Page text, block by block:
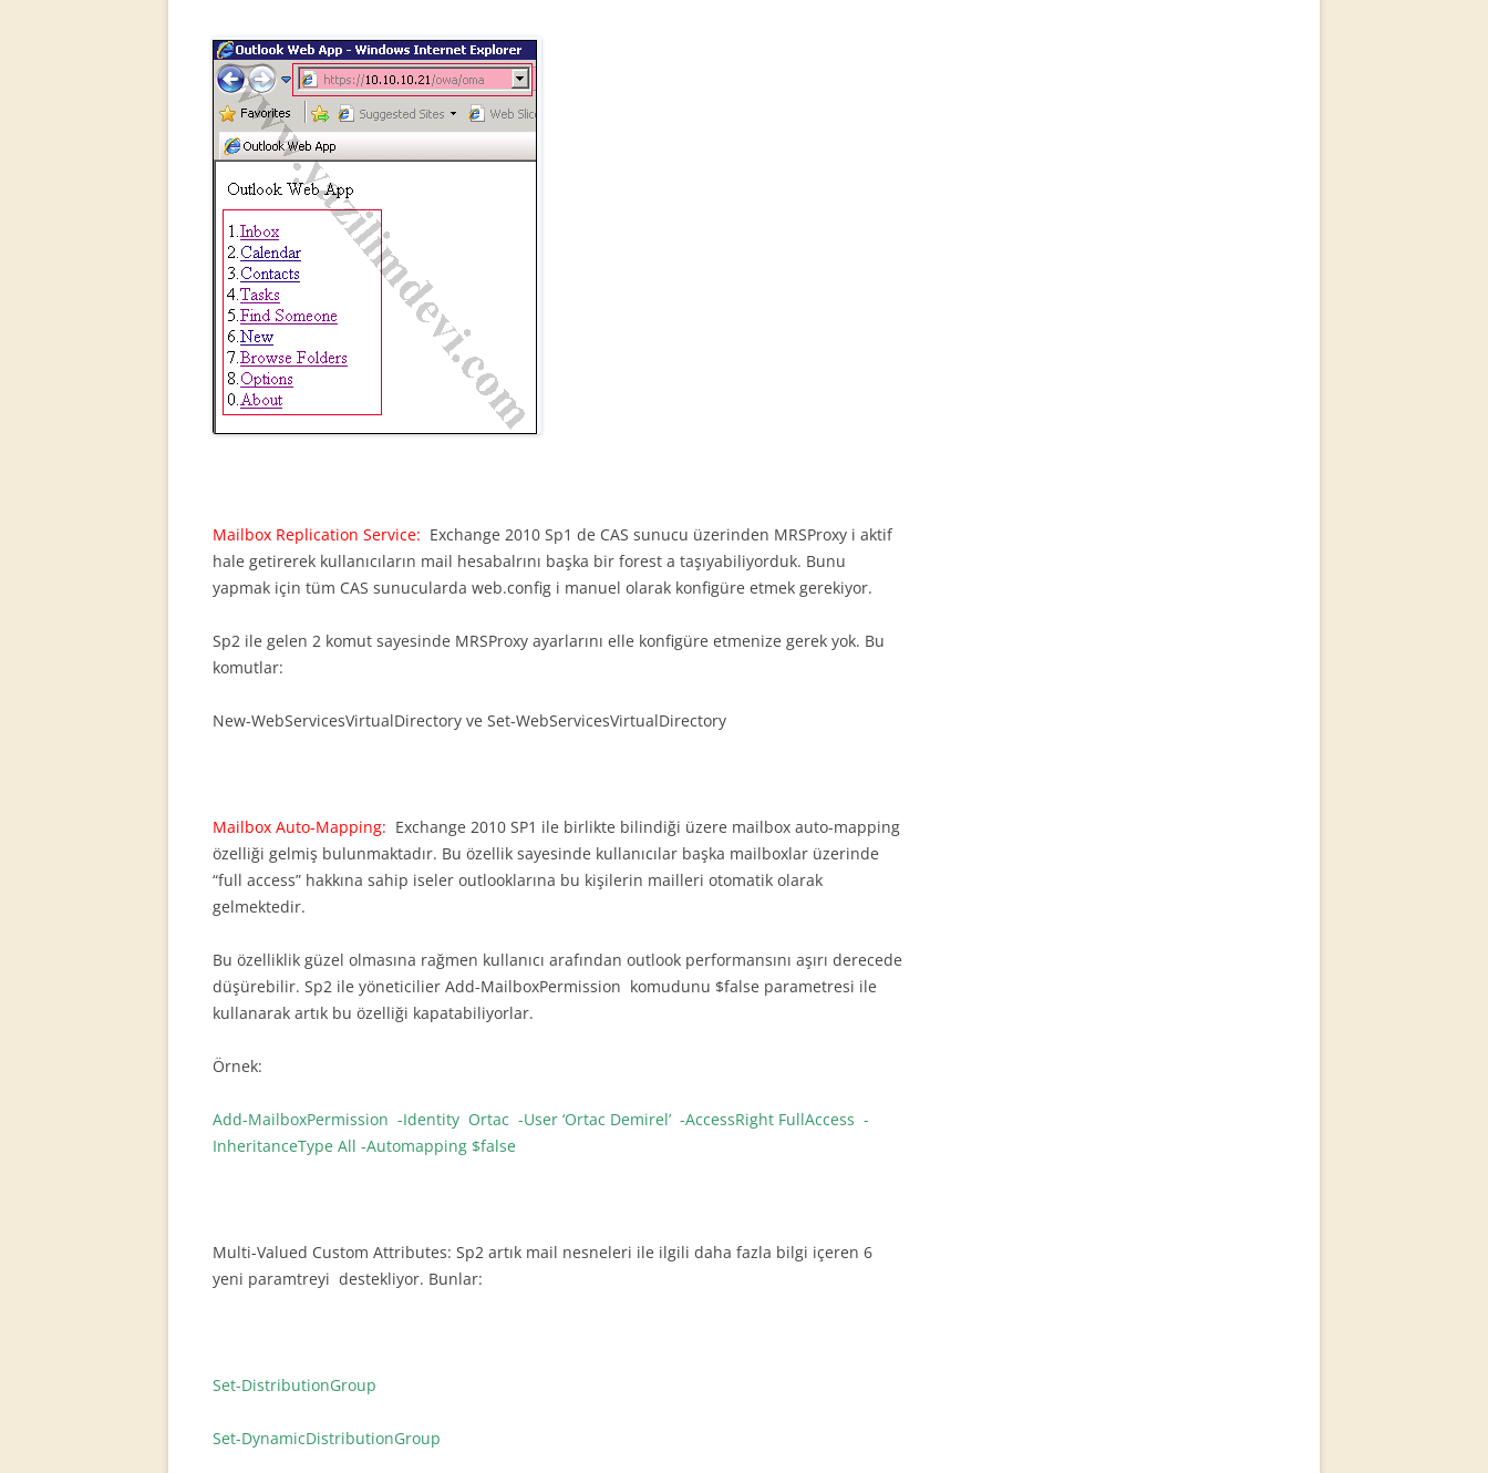
Mailbox Replication Service: Exchange 2010 Sp1 de CAS sunucu üzerinden MRSProxy i aktif
hale getirerek kullanıcıların mail hesabalrını başka bir forest a taşıyabiliyorduk. Bunu
yapmak için tüm CAS sunucularda web.config i manuel olarak konfigüre etmek gerekiyor.
Sp2 ile gelen 2 komut sayesinde MRSProxy ayarlarını elle konfigüre etmenize gerek yok. Bu
komutlar:
New-WebServicesVirtualDirectory ve Set-WebServicesVirtualDirectory
Mailbox Auto-Mapping: Exchange 2010 SP1 ile birlikte bilindiği üzere mailbox auto-mapping
özelliği gelmiş bulunmaktadır. Bu özellik sayesinde kullanıcılar başka mailboxlar üzerinde
“full access” hakkına sahip iseler outlooklarına bu kişilerin mailleri otomatik olarak
gelmektedir.
Bu özelliklik güzel olmasına rağmen kullanıcı arafından outlook performansını aşırı derecede
düşürebilir. Sp2 ile yöneticilier Add-MailboxPermission komudunu $false parametresi ile
kullanarak artık bu özelliği kapatabiliyorlar.
Örnek:
Add-MailboxPermission -Identity Ortac -User ‘Ortac Demirel’ -AccessRight FullAccess -
InheritanceType All -Automapping $false
Multi-Valued Custom Attributes: Sp2 artık mail nesneleri ile ilgili daha fazla bilgi içeren 6
yeni paramtreyi destekliyor. Bunlar:
Set-DistributionGroup
Set-DynamicDistributionGroup